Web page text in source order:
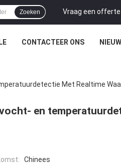
Vraag een offerte
Zoeken
CONTACTEER ONS
Met Realtime
en
Chinees